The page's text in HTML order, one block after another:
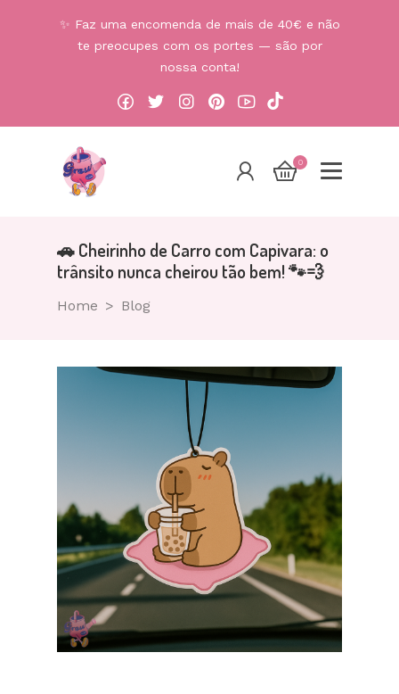
✨ Faz uma encomenda de mais de 40€ e não
te preocupes com os portes — são por
nossa conta!
0
🚗 Cheirinho de Carro com Capivara: o
trânsito nunca cheirou tão bem! 🐾💨
Home Blog